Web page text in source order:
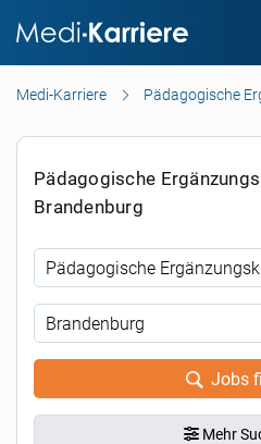
Medi-Karriere Pädagogische
Pädagogische
Brandenburg
Jobs
Mehr